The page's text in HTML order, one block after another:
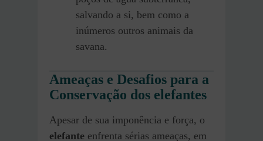
salvando a si, bem como a
inúmeros outros animais da
savana.
Ameaças e Desafios para a
Conservação dos elefantes
Apesar de sua imponência e força, o
elefante enfrenta sérias ameaças, em